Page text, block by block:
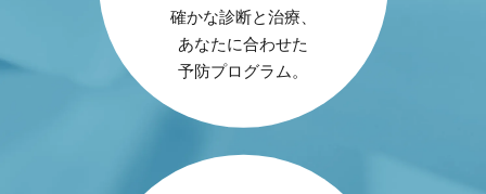
確かな診断と治療、
あなたに合わせた
予防プログラム。